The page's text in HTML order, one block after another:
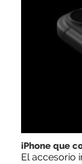
iPhone que
El accesorio